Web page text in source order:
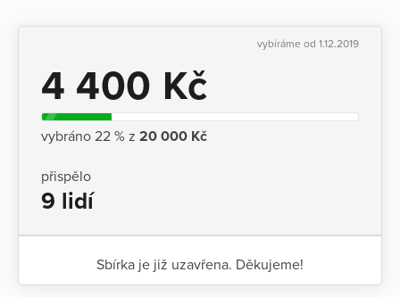
vybíráme od 1.12.2019
4 400 Kč
vybráno 22 % z 20 000 Kč
přispělo
9 lidí
Sbírka je již uzavřena. Děkujeme!